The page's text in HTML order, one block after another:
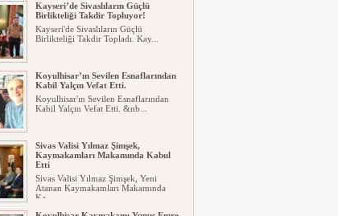
Kayseri’de Sivaslıların Güçlü
Birlikteliği Takdir Topluyor!
Kayseri'de Sivaslıların Güçlü
Birlikteliği Takdir Topladı. Kay...
Koyulhisar’ın Sevilen Esnaflarından
Kabil Yalçın Vefat Etti.
Koyulhisar'ın Sevilen Esnaflarından
Kabil Yalçın Vefat Etti. &nb...
Sivas Valisi Yılmaz Şimşek,
Kaymakamları Makamında Kabul
Etti
Sivas Valisi Yılmaz Şimşek, Yeni
Atanan Kaymakamları Makamında
Ka...